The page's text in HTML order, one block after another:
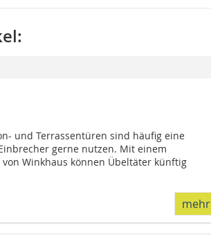
und Terrassentüren sind häufig eine
gerne nutzen. Mit einem
Winkhaus können Übeltäter künftig
mehr